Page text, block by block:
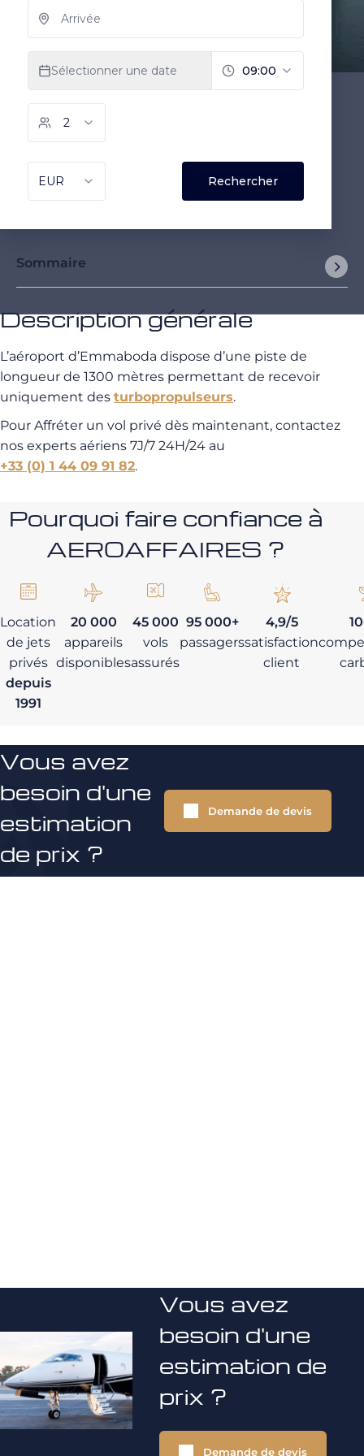
Sommaire
Description générale
L’aéroport d’Emmaboda dispose d’une piste de
longueur de 1300 mètres permettant de recevoir
uniquement des turbopropulseurs.
Pour Affréter un vol privé dès maintenant, contactez
nos experts aériens 7J/7 24H/24 au
+33 (0) 1 44 09 91 82.
Pourquoi faire confiance à
AEROAFFAIRES ?
Location
de jets
privés
depuis
1991
20 000
appareils
disponibles
45 000
vols
assurés
95 000+
passagers
4,9/5
satisfaction
client
Vous avez
besoin d'une
estimation
de prix ?
Demande de devis
Vous avez
besoin d'une
estimation de
prix ?
Demande de devis